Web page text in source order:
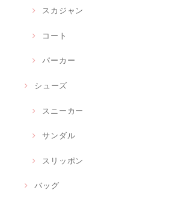
スカジャン
コート
パーカー
シューズ
スニーカー
サンダル
スリッポン
バッグ